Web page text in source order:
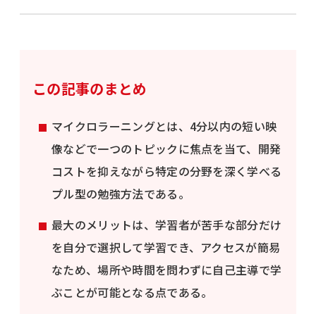
この記事のまとめ
マイクロラーニングとは、4分以内の短い映
像などで一つのトピックに焦点を当て、開発
コストを抑えながら特定の分野を深く学べる
プル型の勉強方法である。
最大のメリットは、学習者が苦手な部分だけ
を自分で選択して学習でき、アクセスが簡易
なため、場所や時間を問わずに自己主導で学
ぶことが可能となる点である。